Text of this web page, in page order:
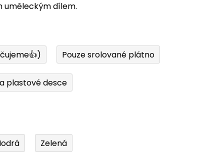
dílem.
Pouze srolované plátno
plastové desce
Zelená